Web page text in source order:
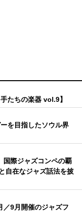
たちの楽器 vol.9】
を目指したソウル界
際ジャズコンペの覇
自在なジャズ話法を披
／9月開催のジャズフ